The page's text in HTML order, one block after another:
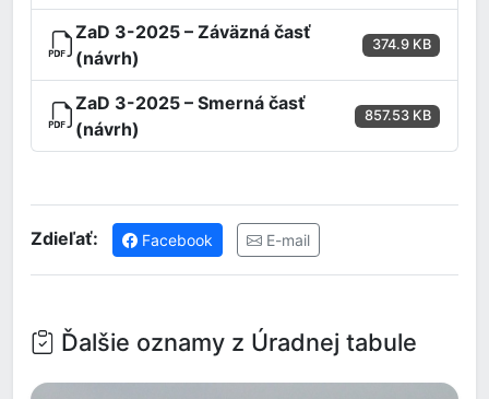
ZaD 3-2025 – Záväzná časť
(návrh)
374.9 KB
ZaD 3-2025 – Smerná časť
(návrh)
857.53 KB
Zdieľať: Facebook E-mail
Ďalšie oznamy z Úradnej tabule